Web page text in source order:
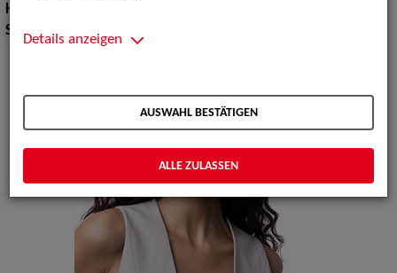
Hüfte:
Schuhgröße:
37
Details anzeigen
AUSWAHL BESTÄTIGEN
ALLE ZULASSEN